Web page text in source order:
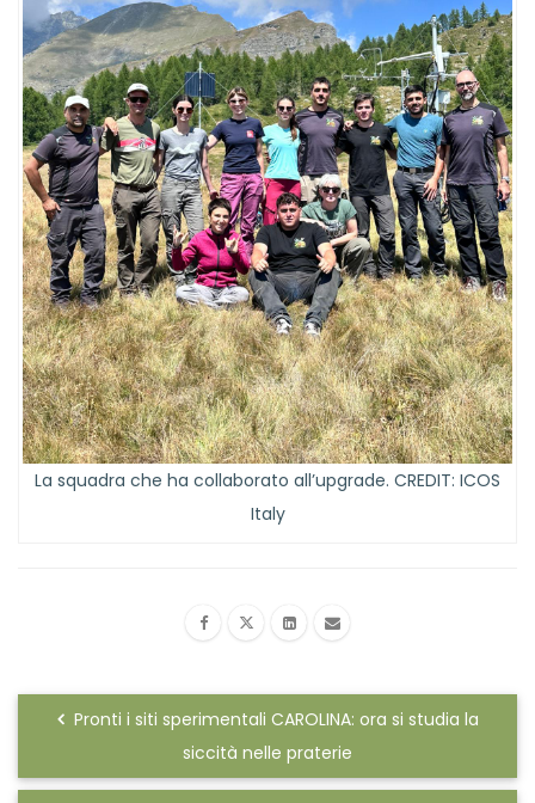
La squadra che ha collaborato all’upgrade. CREDIT: ICOS
Italy
Pronti i siti sperimentali CAROLINA: ora si studia la
siccità nelle praterie